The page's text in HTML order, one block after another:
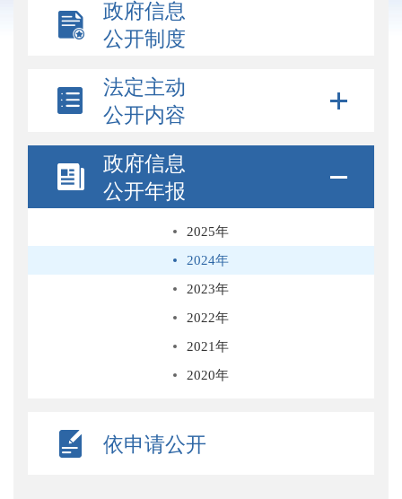
政府信息
公开制度
法定主动
公开内容
政府信息
公开年报
2025年
2024年
2023年
2022年
2021年
2020年
依申请公开